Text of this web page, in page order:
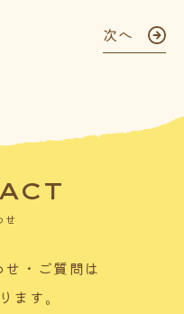
次へ
せ
・ご質問は
ます。